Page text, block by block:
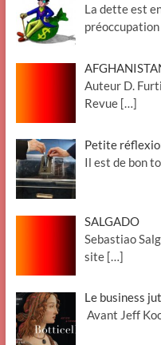
La dette est
préoccupation
Auteur D.
Revue […]
Petite
Il est de bon
SALGADO
Sebastiao
site […]
Le business
Avant Jeff